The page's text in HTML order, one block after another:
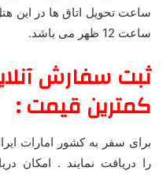
ساعت 12 ظهر می باشد.
ثبت سفارش
کمترین قیمت :
برای سفر به کشور امارات
را دریافت نمایند . امکان